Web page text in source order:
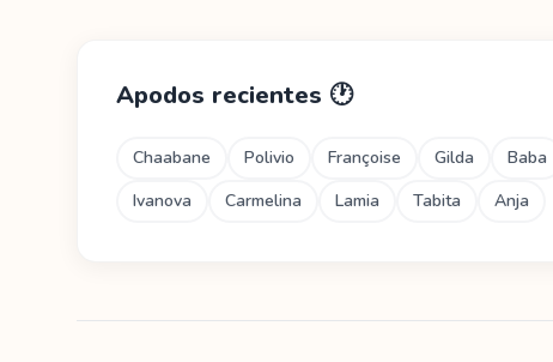
Apodos recientes 🕐
Chaabane Polivio Françoise Gilda Baba
Ivanova
Carmelina Lamia Tabita Anja